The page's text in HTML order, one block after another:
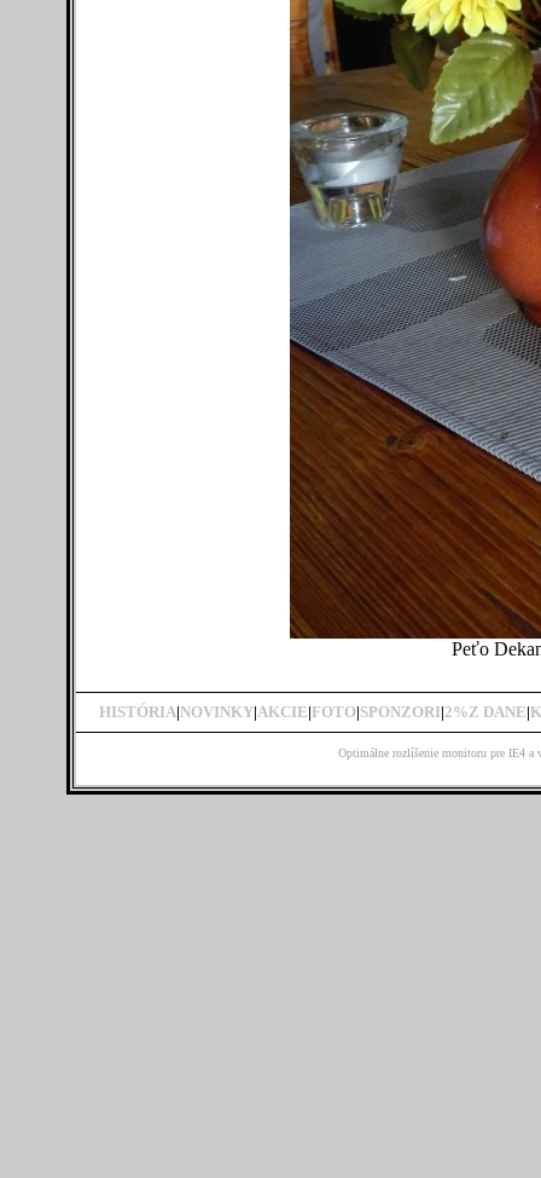
Peťo
HISTÓRIA|NOVINKY|AKCIE|FOTO|SPONZORI|2%Z DANE|
Optimálne rozlíšenie monitoru pre IE4 a